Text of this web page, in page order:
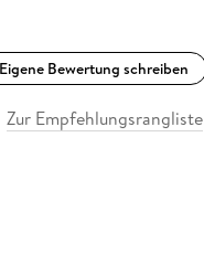
Eigene Bewertung schreiben
Zur Empfehlungsrangliste